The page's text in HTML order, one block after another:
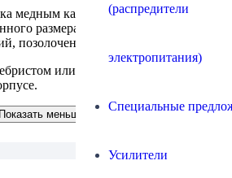
(распредители
электропитания)
Специальные
Усилители
медным кабелем 7N OCC Airtech,
размера для снижени
позолоченные терминалы
или черном
Показать меньше